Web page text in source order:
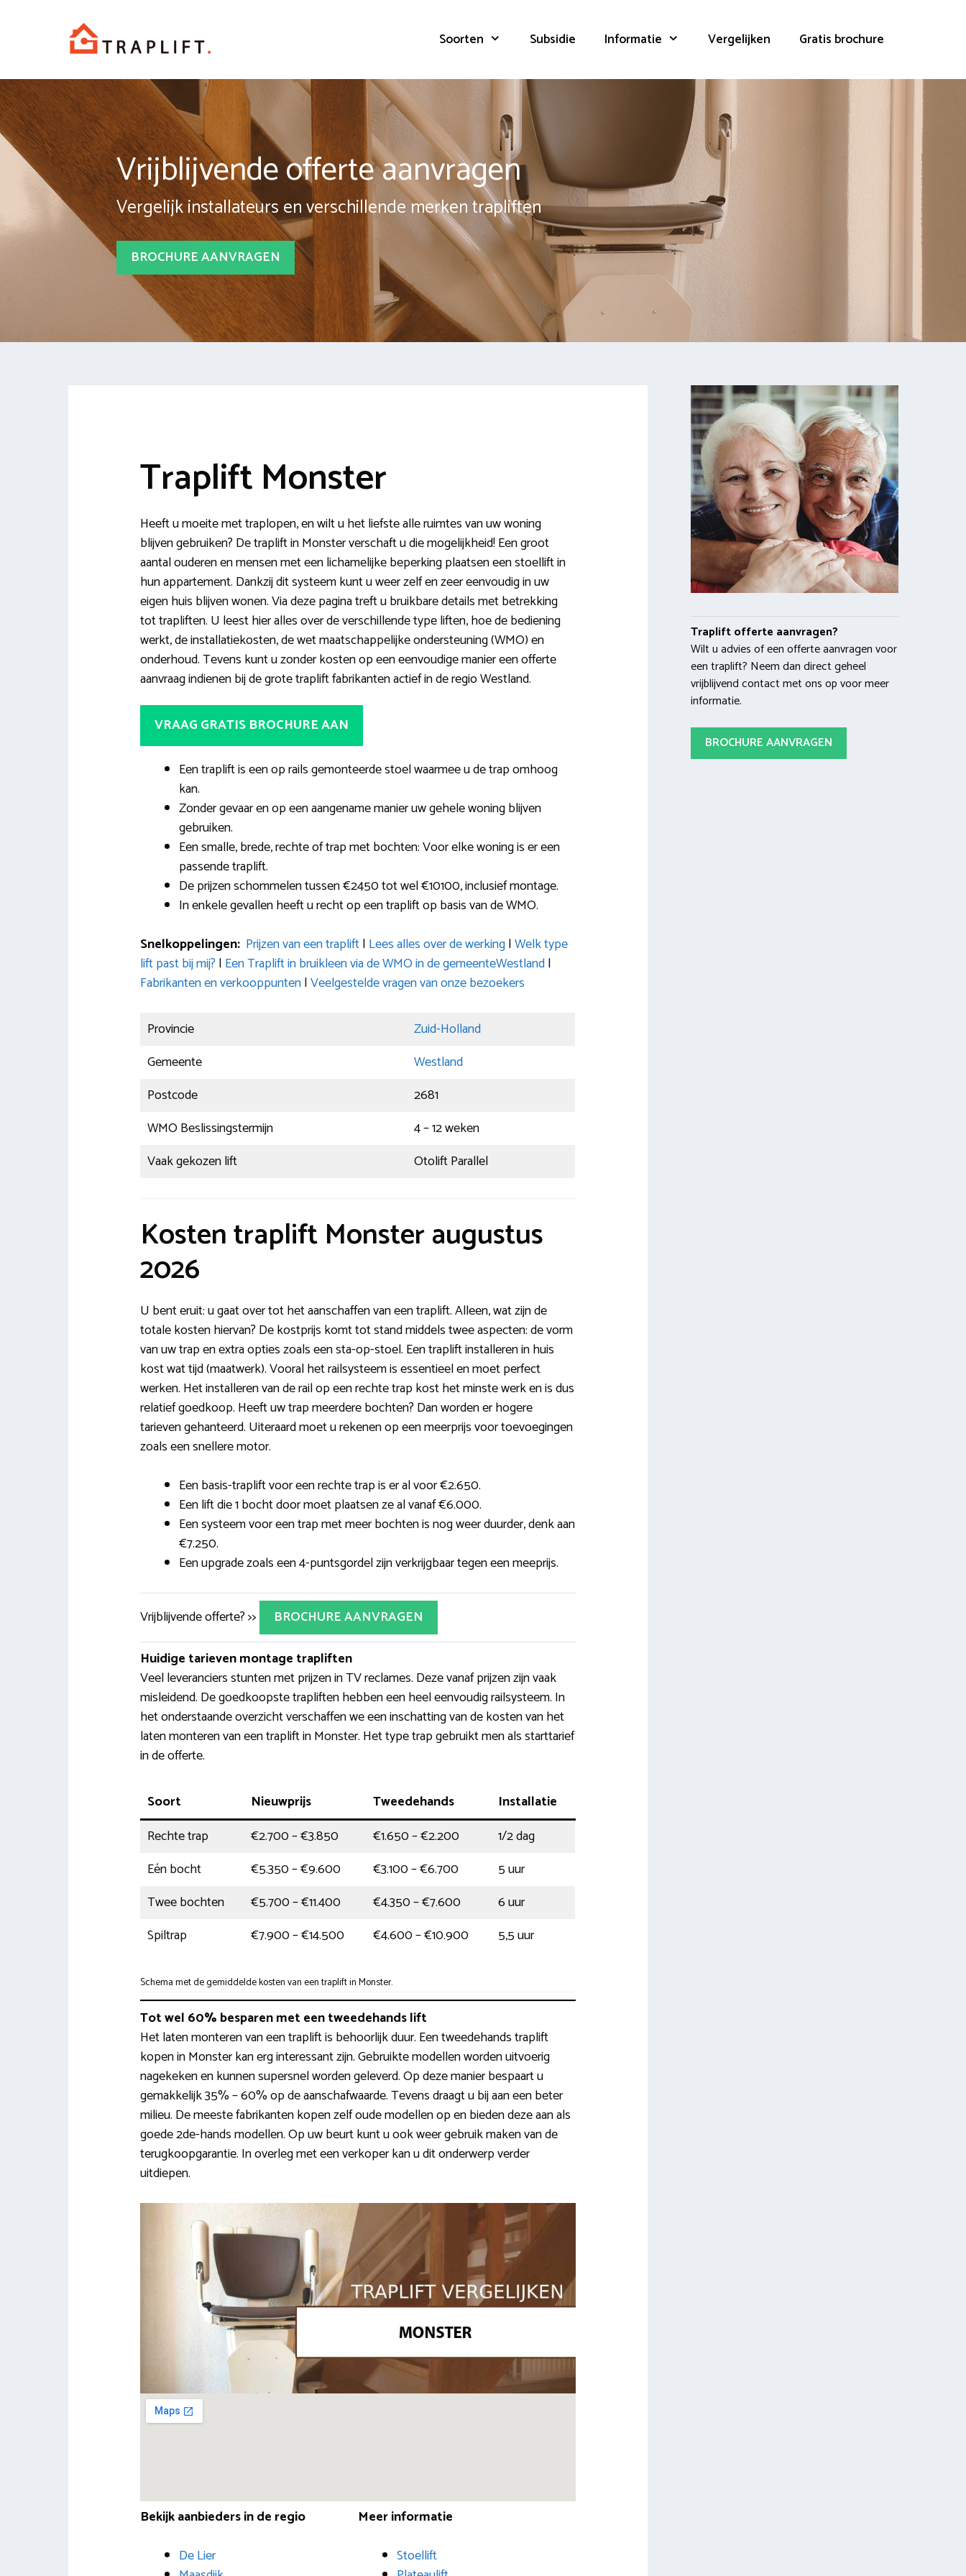
Soorten Subsidie Informatie Vergelijken Gratis brochure
Vrijblijvende offerte aanvragen
Vergelijk installateurs en verschillende merken trapliften
BROCHURE AANVRAGEN
Traplift Monster
Heeft u moeite met traplopen, en wilt u het liefste alle ruimtes van uw woning
blijven gebruiken? De traplift in Monster verschaft u die mogelijkheid! Een groot
aantal ouderen en mensen met een lichamelijke beperking plaatsen een stoellift in
hun appartement. Dankzij dit systeem kunt u weer zelf en zeer eenvoudig in uw
eigen huis blijven wonen. Via deze pagina treft u bruikbare details met betrekking
tot trapliften. U leest hier alles over de verschillende type liften, hoe de bediening
werkt, de installatiekosten, de wet maatschappelijke ondersteuning (WMO) en
onderhoud. Tevens kunt u zonder kosten op een eenvoudige manier een offerte
aanvraag indienen bij de grote traplift fabrikanten actief in de regio Westland.
VRAAG GRATIS BROCHURE AAN
Een traplift is een op rails gemonteerde stoel waarmee u de trap omhoog
kan.
Zonder gevaar en op een aangename manier uw gehele woning blijven
gebruiken.
Een smalle, brede, rechte of trap met bochten: Voor elke woning is er een
passende traplift.
De prijzen schommelen tussen €2450 tot wel €10100, inclusief montage.
In enkele gevallen heeft u recht op een traplift op basis van de WMO.
Snelkoppelingen: Prijzen van een traplift| Lees alles over de werking|Welk type
lift past bij mij? | Een Traplift in bruikleen via de WMO in de gemeenteWestland|
Fabrikanten en verkooppunten|Veelgestelde vragen van onze bezoekers
Provincie
Zuid-Holland
Gemeente
Westland
Postcode
2681
WMO Beslissingstermijn
4 – 12 weken
Vaak gekozen lift
Otolift Parallel
Kosten traplift Monster augustus
2026
U bent eruit: u gaat over tot het aanschaffen van een traplift. Alleen, wat zijn de
totale kosten hiervan? De kostprijs komt tot stand middels twee aspecten: de vorm
van uw trap en extra opties zoals een sta-op-stoel. Een traplift installeren in huis
kost wat tijd (maatwerk). Vooral het railsysteem is essentieel en moet perfect
werken. Het installeren van de rail op een rechte trap kost het minste werk en is dus
relatief goedkoop. Heeft uw trap meerdere bochten? Dan worden er hogere
tarieven gehanteerd. Uiteraard moet u rekenen op een meerprijs voor toevoegingen
zoals een snellere motor.
Een basis-traplift voor een rechte trap is er al voor €2.650.
Een lift die 1 bocht door moet plaatsen ze al vanaf €6.000.
Een systeem voor een trap met meer bochten is nog weer duurder, denk aan
€7.250.
Een upgrade zoals een 4-puntsgordel zijn verkrijgbaar tegen een meeprijs.
Vrijblijvende offerte? >>
BROCHURE AANVRAGEN
Huidige tarieven montage trapliften
Veel leveranciers stunten met prijzen in TV reclames. Deze vanaf prijzen zijn vaak
misleidend. De goedkoopste trapliften hebben een heel eenvoudig railsysteem. In
het onderstaande overzicht verschaffen we een inschatting van de kosten van het
laten monteren van een traplift in Monster. Het type trap gebruikt men als starttarief
in de offerte.
Soort Nieuwprijs Tweedehands
Installatie
Rechte trap
€2.700 – €3.850 €1.650 – €2.200
1/2 dag
Eén bocht
€5.350 – €9.600 €3.100 – €6.700
5 uur
Twee bochten
€5.700 – €11.400 €4.350 – €7.600
6 uur
Spiltrap
€7.900 – €14.500 €4.600 – €10.900 5,5 uur
Schema met de gemiddelde kosten van een traplift in Monster.
Tot wel 60% besparen met een tweedehands lift
Het laten monteren van een traplift is behoorlijk duur. Een tweedehands traplift
kopen in Monster kan erg interessant zijn. Gebruikte modellen worden uitvoerig
nagekeken en kunnen supersnel worden geleverd. Op deze manier bespaart u
gemakkelijk 35% – 60% op de aanschafwaarde. Tevens draagt u bij aan een beter
milieu. De meeste fabrikanten kopen zelf oude modellen op en bieden deze aan als
goede 2de-hands modellen. Op uw beurt kunt u ook weer gebruik maken van de
terugkoopgarantie. In overleg met een verkoper kan u dit onderwerp verder
uitdiepen.
Bekijk aanbieders in de regio
De Lier
Meer informatie
Stoellift
Traplift offerte aanvragen?
Wilt u advies of een offerte aanvragen voor
een traplift? Neem dan direct geheel
vrijblijvend contact met ons op voor meer
informatie.
BROCHURE AANVRAGEN